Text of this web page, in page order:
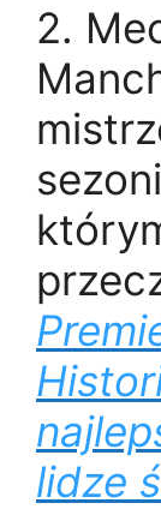
2.
lidze